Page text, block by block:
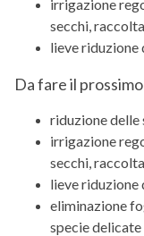
irrigazione
secchi,
lieve riduzione
Da fare il
riduzione delle
irrigazione
secchi,
lieve riduzione
eliminazione
specie delicate